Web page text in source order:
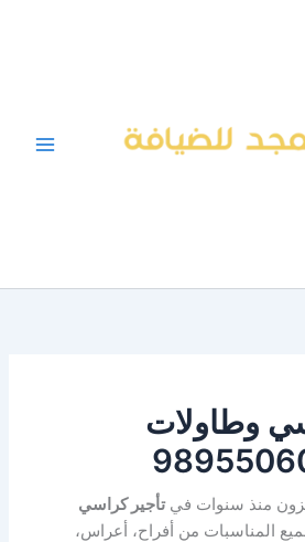
وطاولات
منذ سنوات فيتأجير كراسي
المناسبات من أفراح، أعراس،